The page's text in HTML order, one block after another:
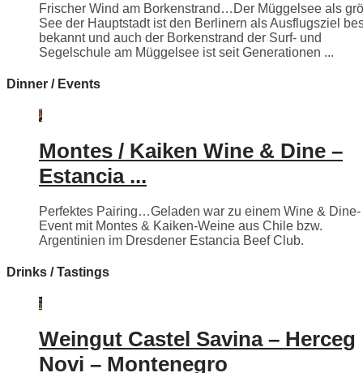
Frischer Wind am Borkenstrand…Der Müggelsee als
See der Hauptstadt ist den Berlinern als Ausflugsziel
bekannt und auch der Borkenstrand der Surf- und
Segelschule am Müggelsee ist seit Generationen ...
Dinner / Events
Montes / Kaiken Wine & Dine –
Estancia ...
Perfektes Pairing…Geladen war zu einem Wine & Dine-
Event mit Montes & Kaiken-Weine aus Chile bzw.
Argentinien im Dresdener Estancia Beef Club.
Drinks / Tastings
Weingut Castel Savina – Herceg
Novi – Montenegro